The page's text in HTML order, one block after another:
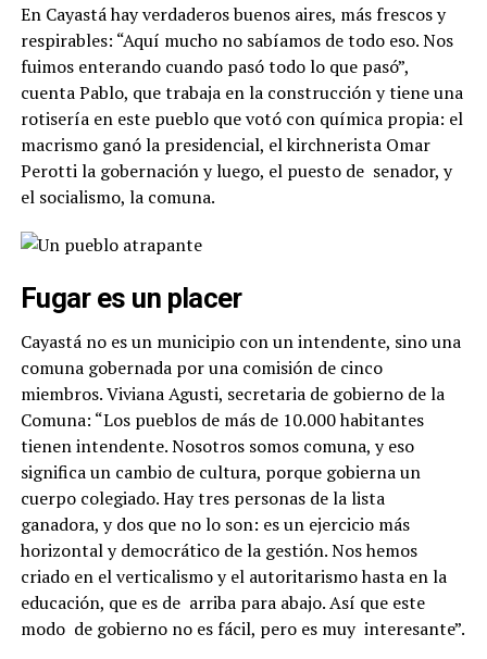
En Cayastá hay verdaderos buenos aires, más frescos y
respirables: “Aquí mucho no sabíamos de todo eso. Nos
fuimos enterando cuando pasó todo lo que pasó”,
cuenta Pablo, que trabaja en la construcción y tiene una
rotisería en este pueblo que votó con química propia: el
macrismo ganó la presidencial, el kirchnerista Omar
Perotti la gobernación y luego, el puesto de senador, y
el socialismo, la comuna.
Fugar es un placer
Cayastá no es un municipio con un intendente, sino una
comuna gobernada por una comisión de cinco
miembros. Viviana Agusti, secretaria de gobierno de la
Comuna: “Los pueblos de más de 10.000 habitantes
tienen intendente. Nosotros somos comuna, y eso
significa un cambio de cultura, porque gobierna un
cuerpo colegiado. Hay tres personas de la lista
ganadora, y dos que no lo son: es un ejercicio más
horizontal y democrático de la gestión. Nos hemos
criado en el verticalismo y el autoritarismo hasta en la
educación, que es de arriba para abajo. Así que este
modo de gobierno no es fácil, pero es muy interesante”.